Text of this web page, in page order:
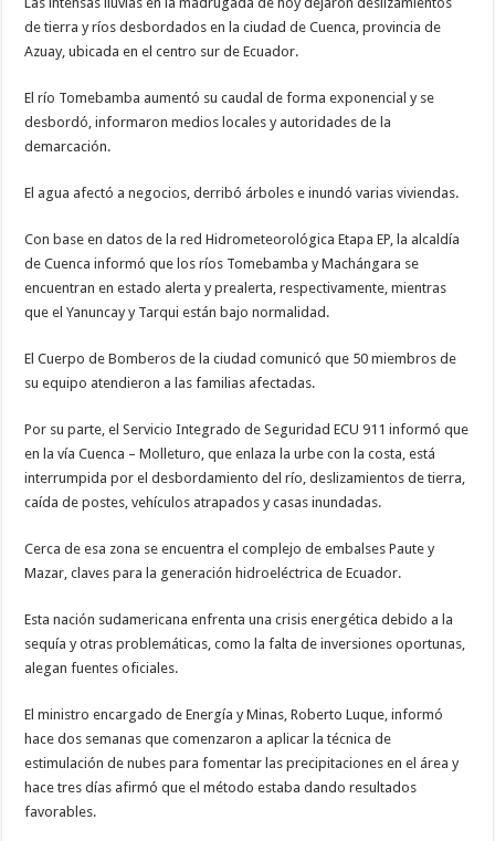
de tierra y ríos desbordados en la ciudad de Cuenca, provincia de
Azuay, ubicada en el centro sur de Ecuador.
El río Tomebamba aumentó su caudal de forma exponencial y se
desbordó, informaron medios locales y autoridades de la
demarcación.
El agua afectó a negocios, derribó árboles e inundó varias viviendas.
Con base en datos de la red Hidrometeorológica Etapa EP, la alcaldía
de Cuenca informó que los ríos Tomebamba y Machángara se
encuentran en estado alerta y prealerta, respectivamente, mientras
que el Yanuncay y Tarqui están bajo normalidad.
El Cuerpo de Bomberos de la ciudad comunicó que 50 miembros de
su equipo atendieron a las familias afectadas.
Por su parte, el Servicio Integrado de Seguridad ECU 911 informó que
en la vía Cuenca – Molleturo, que enlaza la urbe con la costa, está
interrumpida por el desbordamiento del río, deslizamientos de tierra,
caída de postes, vehículos atrapados y casas inundadas.
Cerca de esa zona se encuentra el complejo de embalses Paute y
Mazar, claves para la generación hidroeléctrica de Ecuador.
Esta nación sudamericana enfrenta una crisis energética debido a la
sequía y otras problemáticas, como la falta de inversiones oportunas,
alegan fuentes oficiales.
El ministro encargado de Energía y Minas, Roberto Luque, informó
hace dos semanas que comenzaron a aplicar la técnica de
estimulación de nubes para fomentar las precipitaciones en el área y
hace tres días afirmó que el método estaba dando resultados
favorables.